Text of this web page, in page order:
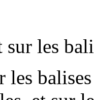
les
les